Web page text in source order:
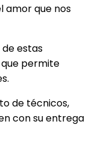
amor que nos
estas
permite
de técnicos,
con su entrega